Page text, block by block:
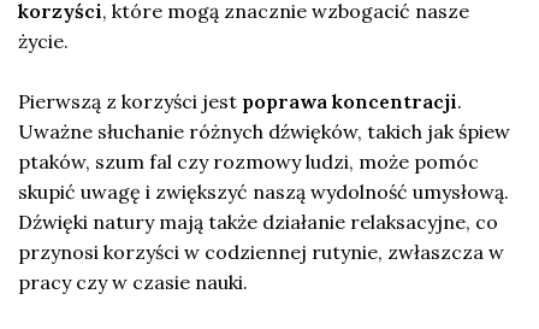
korzyści, które mogą znacznie wzbogacić nasze
życie.
Pierwszą z korzyści jest poprawa koncentracji.
Uważne słuchanie różnych dźwięków, takich jak śpiew
ptaków, szum fal czy rozmowy ludzi, może pomóc
skupić uwagę i zwiększyć naszą wydolność umysłową.
Dźwięki natury mają także działanie relaksacyjne, co
przynosi korzyści w codziennej rutynie, zwłaszcza w
pracy czy w czasie nauki.